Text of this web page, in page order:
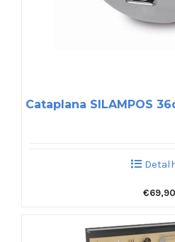
Cataplana SILAMPOS
€69,90